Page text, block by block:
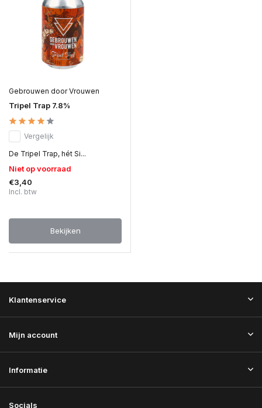
Gebrouwen door Vrouwen
Tripel Trap 7.8%
Vergelijk
De Tripel Trap, hét Si...
Niet op voorraad
€3,40
Incl. btw
Bekijken
Klantenservice
Mijn account
Informatie
Socials